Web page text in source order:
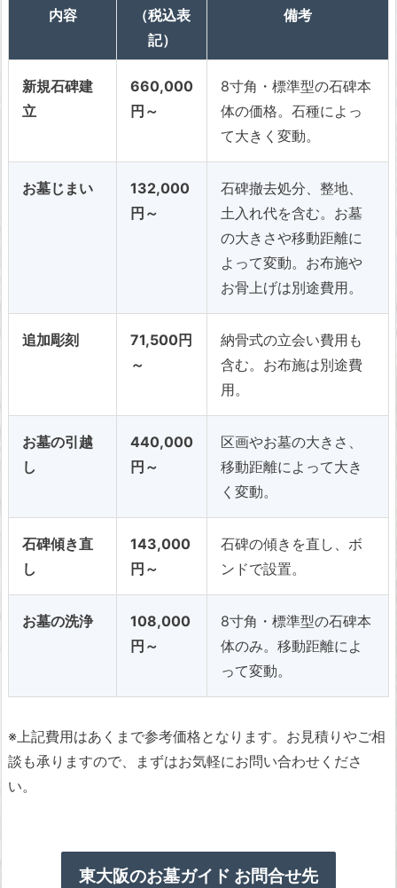
内容
（税込表
記）
備考
新規石碑建
立
660,000
円～
8寸角・標準型の石碑本
体の価格。石種によっ
て大きく変動。
お墓じまい
132,000
円～
石碑撤去処分、整地、
土入れ代を含む。お墓
の大きさや移動距離に
よって変動。お布施や
お骨上げは別途費用。
追加彫刻
71,500円
～
納骨式の立会い費用も
含む。お布施は別途費
用。
お墓の引越
し
440,000
円～
区画やお墓の大きさ、
移動距離によって大き
く変動。
石碑傾き直
し
143,000
円～
石碑の傾きを直し、ボ
ンドで設置。
お墓の洗浄
108,000
円～
8寸角・標準型の石碑本
体のみ。移動距離によ
って変動。
※上記費用はあくまで参考価格となります。お見積りやご相
談も承りますので、まずはお気軽にお問い合わせくださ
い。
東大阪のお墓ガイド お問合せ先